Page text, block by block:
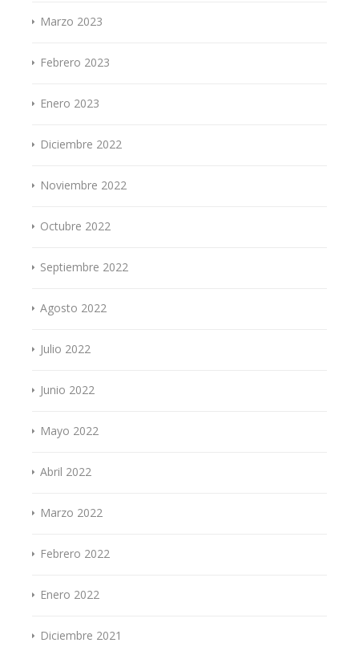
Marzo 2023
Febrero 2023
Enero 2023
Diciembre 2022
Noviembre 2022
Octubre 2022
Septiembre 2022
Agosto 2022
Julio 2022
Junio 2022
Mayo 2022
Abril 2022
Marzo 2022
Febrero 2022
Enero 2022
Diciembre 2021